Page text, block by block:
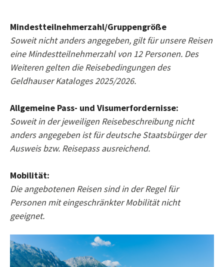
Mindestteilnehmerzahl/Gruppengröße
Soweit nicht anders angegeben, gilt für unsere Reisen
eine Mindestteilnehmerzahl von 12 Personen. Des
Weiteren gelten die Reisebedingungen des
Geldhauser Kataloges 2025/2026.
Allgemeine Pass- und Visumerfordernisse:
Soweit in der jeweiligen Reisebeschreibung nicht
anders angegeben ist für deutsche Staatsbürger der
Ausweis bzw. Reisepass ausreichend.
Mobilität:
Die angebotenen Reisen sind in der Regel für
Personen mit eingeschränkter Mobilität nicht
geeignet.